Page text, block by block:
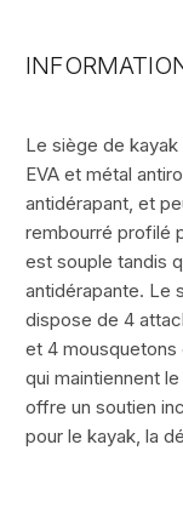
Le siège de
EVA et métal
antidérapant, et
rembourré profilé
est souple tandis
antidérapante. Le
dispose de 4
et 4 mousquetons
qui maintiennent
offre un soutien
pour le kayak, la